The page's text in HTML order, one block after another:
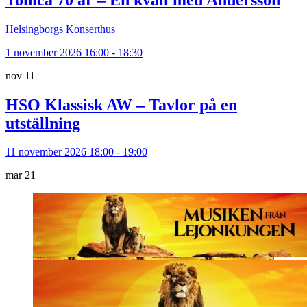
Helsingborgs Konserthus
1 november 2026 16:00 - 18:30
nov 11
HSO Klassisk AW – Tavlor på en
utställning
11 november 2026 18:00 - 19:00
mar 21